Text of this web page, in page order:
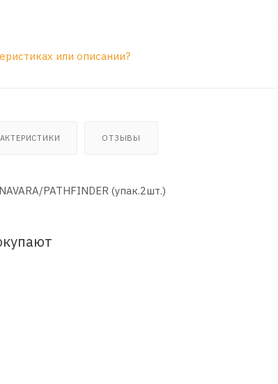
или описании?
ОТЗЫВЫ
PATHFINDER (упак.2шт.)